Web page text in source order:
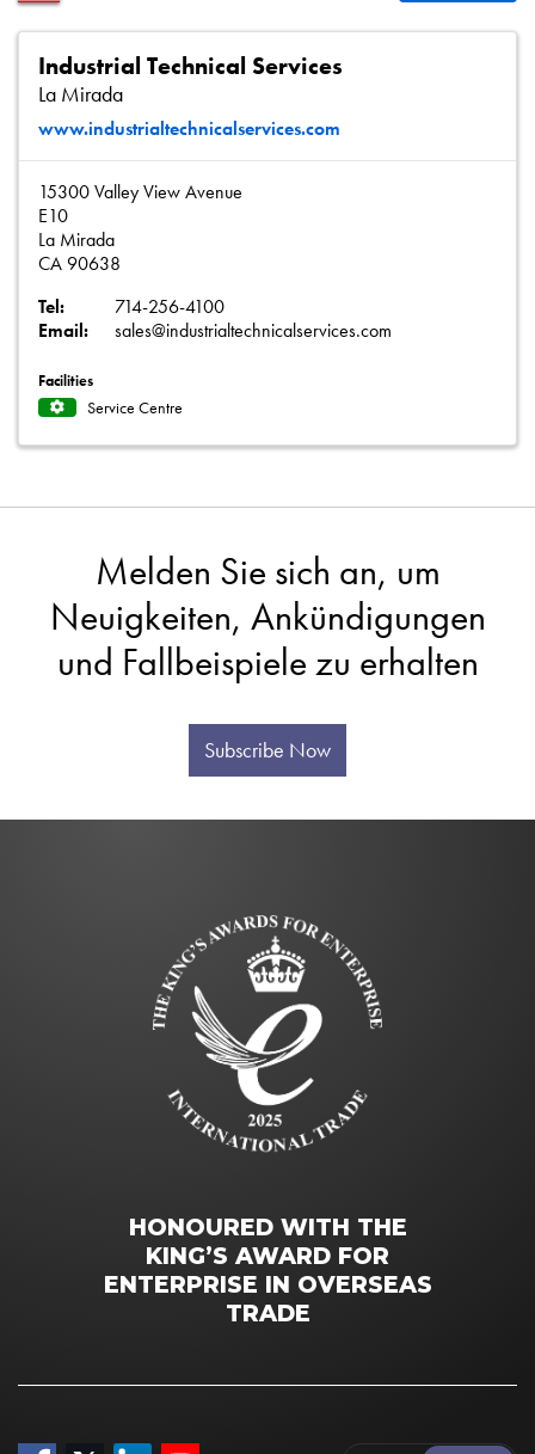
Industrial Technical Services
La Mirada
www.industrialtechnicalservices.com
15300 Valley View Avenue
E10
La Mirada
CA 90638
Tel:
714-256-4100
Email:
sales@industrialtechnicalservices.com
Facilities
Service Centre
Melden Sie sich an, um
Neuigkeiten, Ankündigungen
und Fallbeispiele zu erhalten
Subscribe Now
HONOURED WITH THE
KING’S AWARD FOR
ENTERPRISE IN OVERSEAS
TRADE